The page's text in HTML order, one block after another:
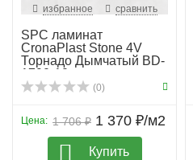
избранное сравнить
SPC ламинат
CronaPlast Stone 4V
Торнадо Дымчатый BD-
1790-10
(0)
1 706 ₽
Цена: 1 370 ₽/м2
Купить